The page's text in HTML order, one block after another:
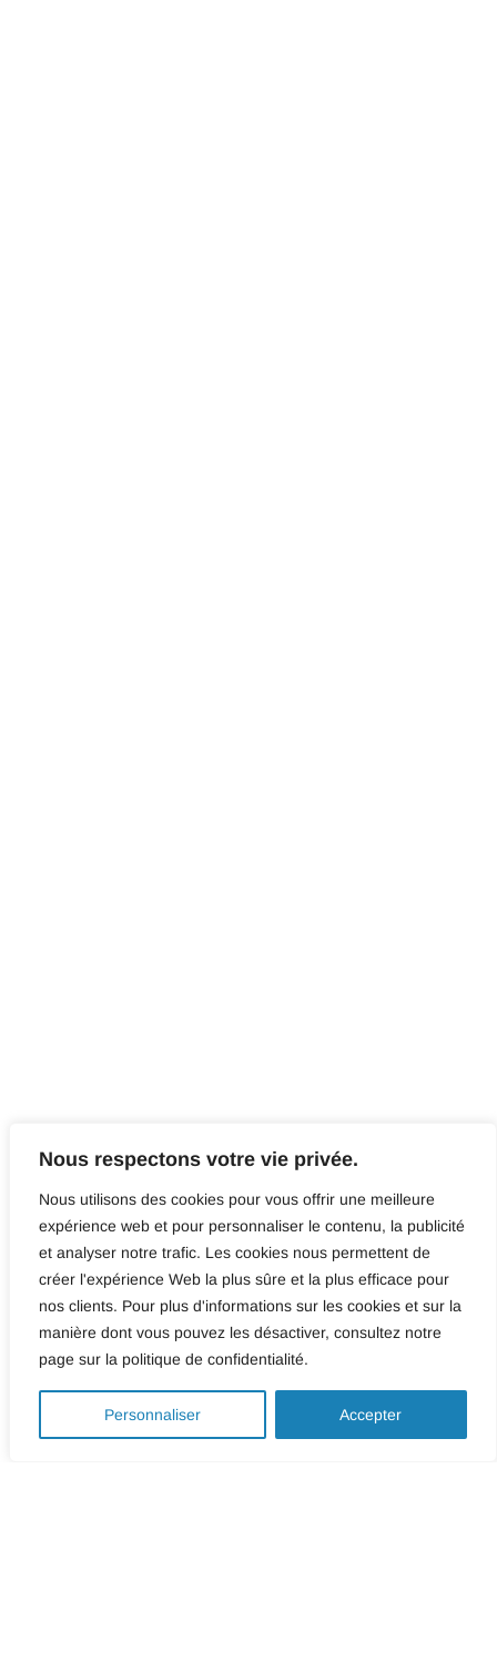
Nous respectons votre vie privée.
Nous utilisons des cookies pour vous offrir une meilleure
expérience web et pour personnaliser le contenu, la publicité
et analyser notre trafic. Les cookies nous permettent de
créer l'expérience Web la plus sûre et la plus efficace pour
nos clients. Pour plus d'informations sur les cookies et sur la
manière dont vous pouvez les désactiver, consultez notre
page sur la politique de confidentialité.
Personnaliser Accepter
SERVICES
Revêtements muraux
acoustiques
0